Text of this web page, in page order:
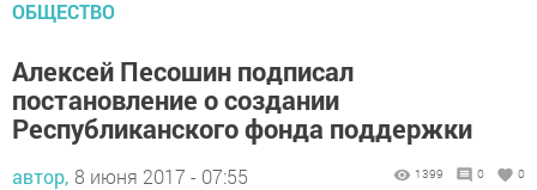
ОБЩЕСТВО
Алексей Песошин подписал
постановление о создании
Республиканского фонда поддержки
автор, 8 июня 2017 - 07:55 1399 0 0